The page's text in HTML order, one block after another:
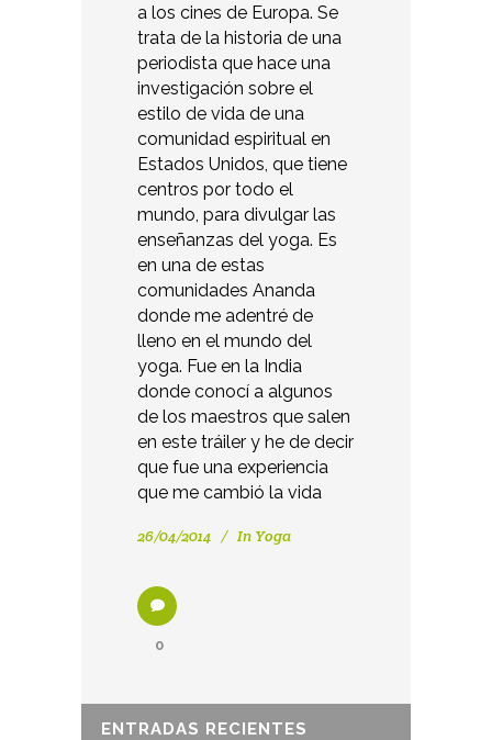
a los cines de Europa. Se
trata de la historia de una
periodista que hace una
investigación sobre el
estilo de vida de una
comunidad espiritual en
Estados Unidos, que tiene
centros por todo el
mundo, para divulgar las
enseñanzas del yoga. Es
en una de estas
comunidades Ananda
donde me adentré de
lleno en el mundo del
yoga. Fue en la India
donde conocí a algunos
de los maestros que salen
en este tráiler y he de decir
que fue una experiencia
que me cambió la vida
26/04/2014 In Yoga
0
ENTRADAS RECIENTES